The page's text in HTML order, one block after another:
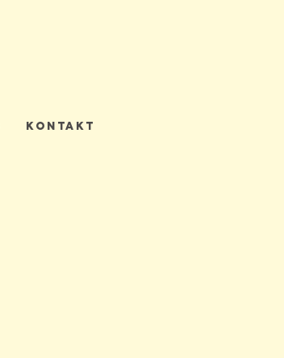
Kontakt